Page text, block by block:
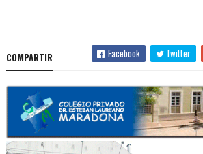
COMPARTIR Facebook Twitter